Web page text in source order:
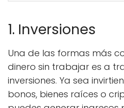
1. Inversiones
Una de las formas más
dinero sin trabajar es a
inversiones. Ya sea
bonos, bienes raíces o